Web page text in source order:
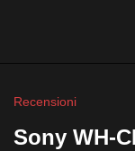
Recensioni
Sony WH-